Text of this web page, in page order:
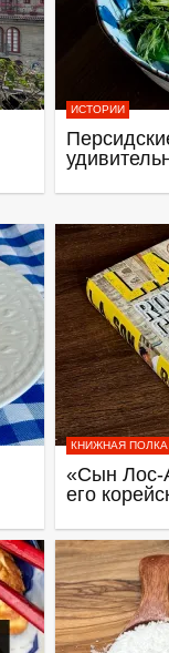
ИСТОРИИ
КНИЖНАЯ ПОЛКА
«Сын Лос-
его